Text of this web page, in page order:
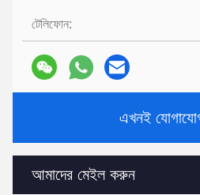
টেলিফোন:
এখনই
আমাদের মেইল ​​করুন